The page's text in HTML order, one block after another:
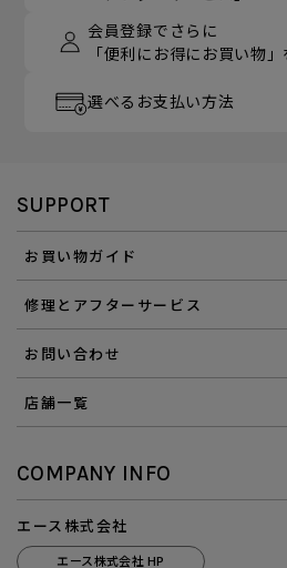
会員登録でさらに
「便利にお得にお買い物」
選べるお支払い方法
SUPPORT
お買い物ガイド
修理とアフターサービス
お問い合わせ
店舗一覧
COMPANY INFO
エース株式会社
エース株式会社 HP